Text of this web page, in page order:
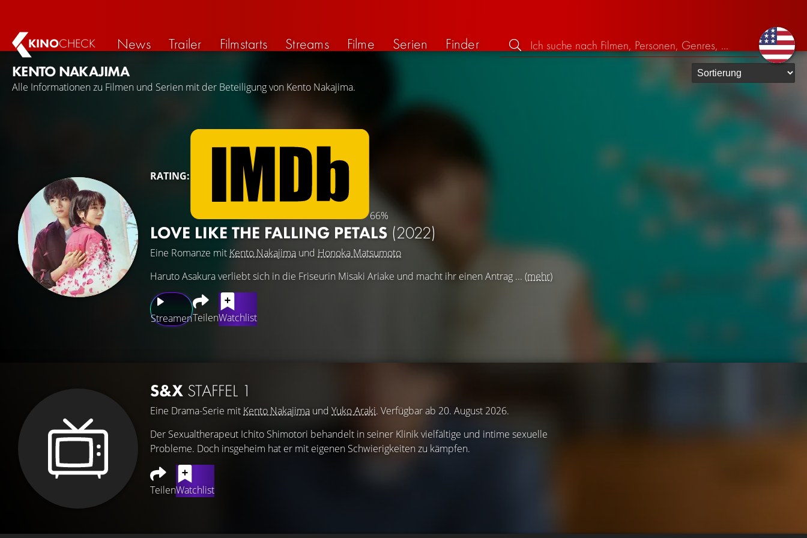
KINOCHECK News Trailer Filmstarts Streams Filme Serien
Finder
KENTO NAKAJIMA
Alle Informationen zu Filmen und Serien mit der Beteiligung von Kento Nakajima.
RATING:
66%
LOVE LIKE THE FALLING PETALS (2022)
Eine Romanze mit Kento Nakajima und Honoka Matsumoto
StreamenTeilenWatchlist
Haruto Asakura verliebt sich in die Friseurin Misaki Ariake und macht ihr einen Antrag ... (mehr)
S&X STAFFEL 1
Eine Drama-Serie mit Kento Nakajima und Yuko Araki. Verfügbar ab 20. August 2026.
TeilenWatchlist
Der Sexualtherapeut Ichito Shimotori behandelt in seiner Klinik vielfältige und intime sexuelle
Probleme. Doch insgeheim hat er mit eigenen Schwierigkeiten zu kämpfen.